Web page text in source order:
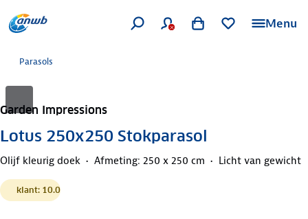
Menu
Parasols
Garden Impressions
Lotus 250x250 Stokparasol
Olijf kleurig doek Afmeting: 250 x 250 cm Licht van gewicht
klant: 10.0